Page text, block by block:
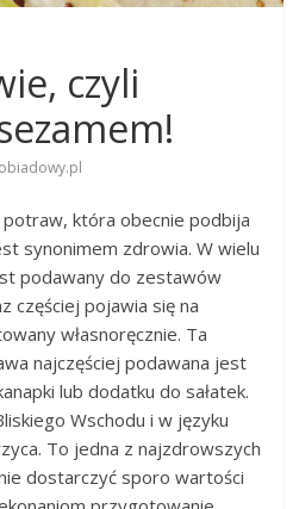
czyli
która obecnie podbija
synonimem zdrowia. W wielu
podawany do zestawów
częściej pojawia się na
własnoręcznie. Ta
najczęściej podawana jest
lub dodatku do sałatek.
Wschodu i w języku
To jedna z najzdrowszych
dostarczyć sporo wartości